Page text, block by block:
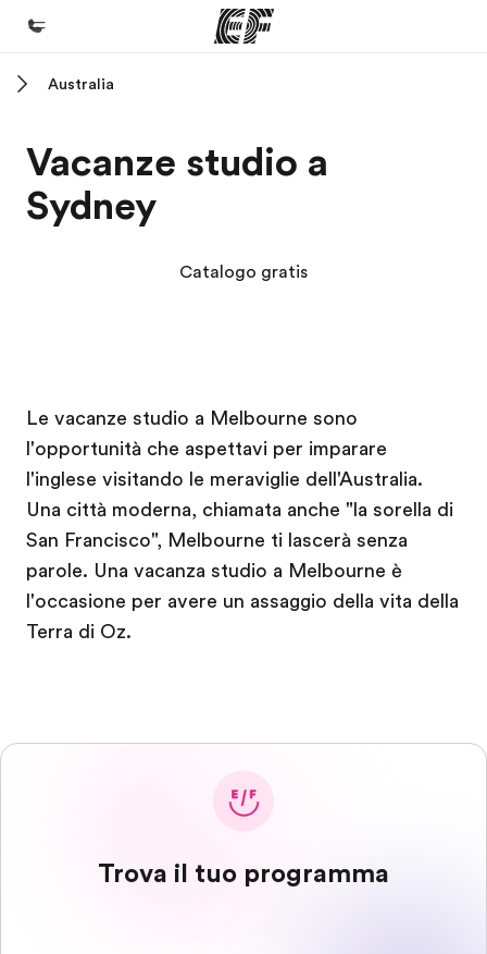
Programmi
Vedi la nostra offerta
Carriera
Lavora con noi
Australia
Vacanze studio a
Sydney
Catalogo gratis
Le vacanze studio a Melbourne sono
l'opportunità che aspettavi per imparare
l'inglese visitando le meraviglie dell'Australia.
Una città moderna, chiamata anche "la sorella di
San Francisco", Melbourne ti lascerà senza
parole. Una vacanza studio a Melbourne è
l'occasione per avere un assaggio della vita della
Terra di Oz.
Trova il tuo programma